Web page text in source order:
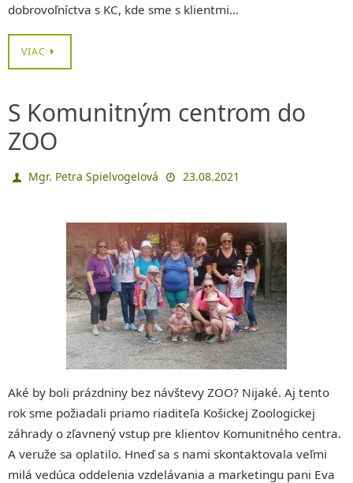
dobrovoľníctva s KC, kde sme s klientmi…
VIAC
S Komunitným centrom do
ZOO
Mgr. Petra Spielvogelová 23.08.2021
Aké by boli prázdniny bez návštevy ZOO? Nijaké. Aj tento
rok sme požiadali priamo riaditeľa Košickej Zoologickej
záhrady o zľavnený vstup pre klientov Komunitného centra.
A veruže sa oplatilo. Hneď sa s nami skontaktovala veľmi
milá vedúca oddelenia vzdelávania a marketingu pani Eva